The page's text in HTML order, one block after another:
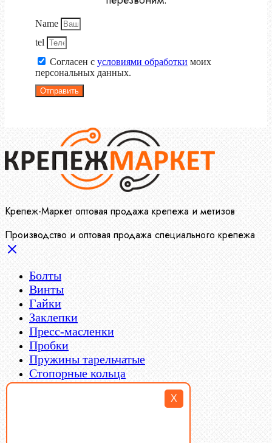
X
Name
tel
Согласен с условиями обработки моих
персональных данных.
Отправить
Крепеж-Маркет оптовая продажа крепежа и метизов
Производство и оптовая продажа специального крепежа
Болты
Винты
Гайки
Заклепки
Пресс-масленки
Пробки
Пружины тарельчатые
Стопорные кольца
Такелаж